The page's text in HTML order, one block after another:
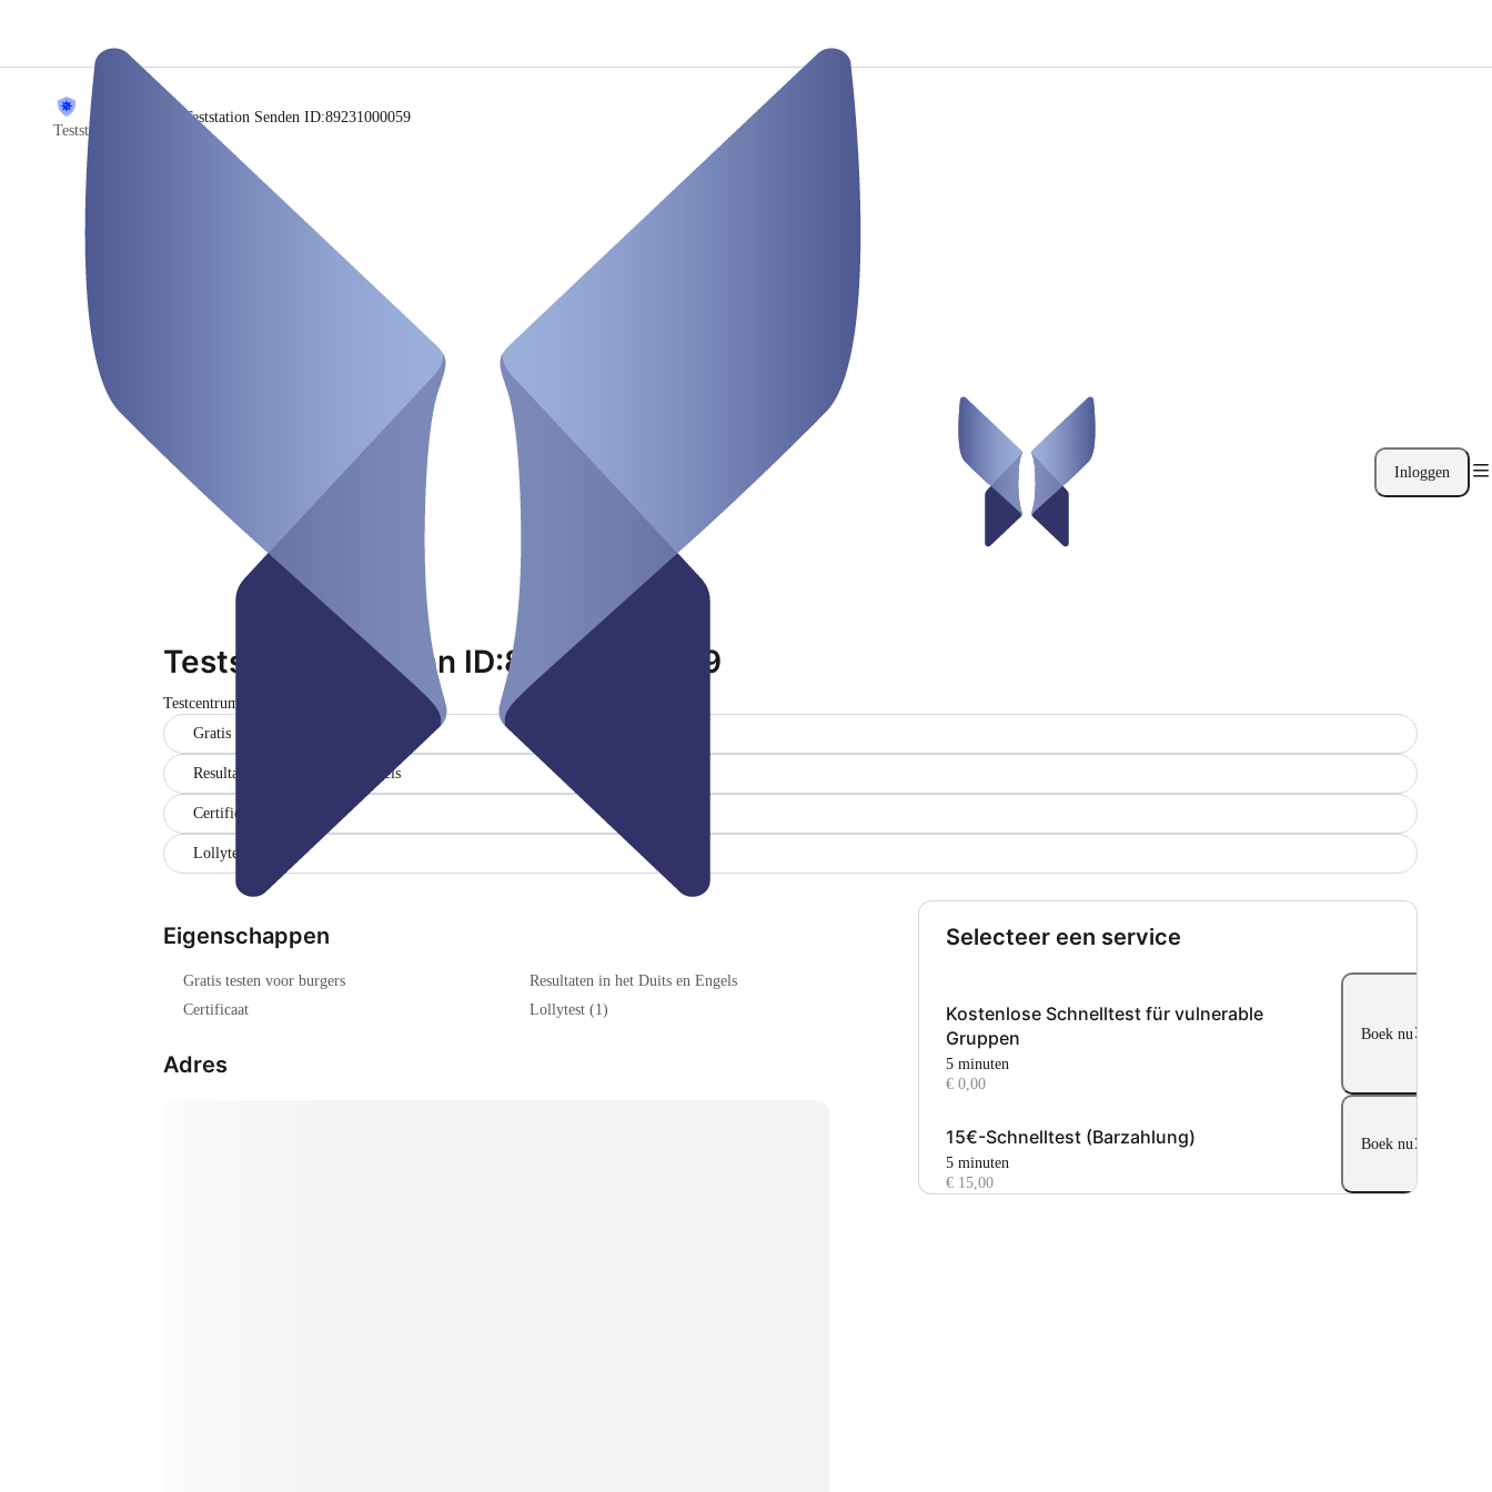
Inloggen
Teststation Senden
Teststation Senden ID:89231000059
Teststation Senden ID:89231000059
Testcentrum
Gratis testen voor burgers
Resultaten in het Duits en Engels
Certificaat
Lollytest (1)
Eigenschappen
Gratis testen voor burgers
Resultaten in het Duits en Engels
Certificaat
Lollytest (1)
Adres
Selecteer een service
Kostenlose Schnelltest für vulnerable
Gruppen
5 minuten
€ 0,00
Boek nu
15€-Schnelltest (Barzahlung)
5 minuten
€ 15,00
Boek nu